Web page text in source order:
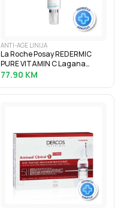
ANTI-AGE LINIJA
La Roche Posay REDERMIC
PURE VITAMIN C Lagana
krema za korekciju bora i
77.90 KM